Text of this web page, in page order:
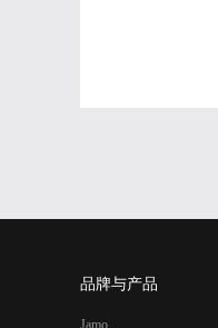
品牌与产品
Jamo